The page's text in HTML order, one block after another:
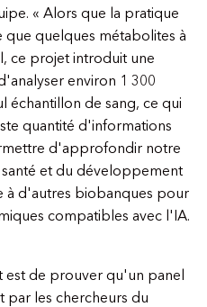
« Alors que la pratique
que quelques métabolites à
ce projet introduit une
environ 1 300
échantillon de sang, ce qui
quantité d'informations
d'approfondir notre
et du développement
à d'autres biobanques pour
compatibles avec l'IA.
de prouver qu'un panel
par les chercheurs du